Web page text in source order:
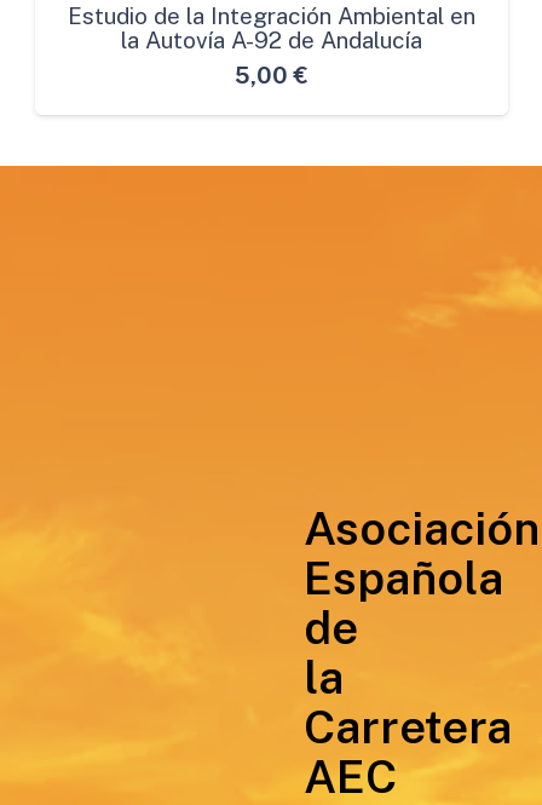
Estudio de la Integración Ambiental en
la Autovía A-92 de Andalucía
5,00 €
Asociación
Española
de
la
Carretera
AEC